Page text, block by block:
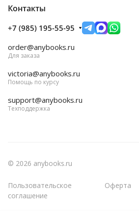
Контакты
+7 (985) 195-55-95
order@anybooks.ru
Для заказа
victoria@anybooks.ru
Помощь по курсу
support@anybooks.ru
Техподдержка
© 2026 anybooks.ru
Пользовательское
соглашение
Оферта